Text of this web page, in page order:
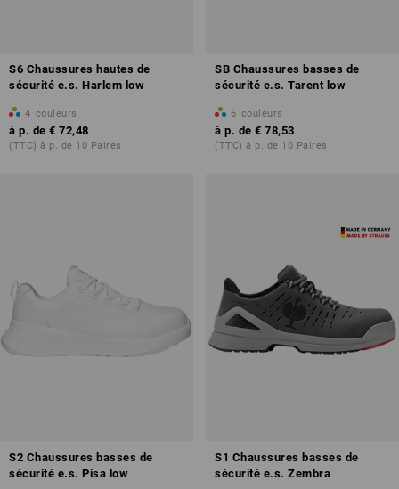
S6 Chaussures hautes de
sécurité e.s. Harlem low
4 couleurs
à p. de € 72,48
(TTC) à p. de 10 Paires
SB Chaussures basses de
sécurité e.s. Tarent low
6 couleurs
à p. de € 78,53
(TTC) à p. de 10 Paires
S2 Chaussures basses de
sécurité e.s. Pisa low
S1 Chaussures basses de
sécurité e.s. Zembra